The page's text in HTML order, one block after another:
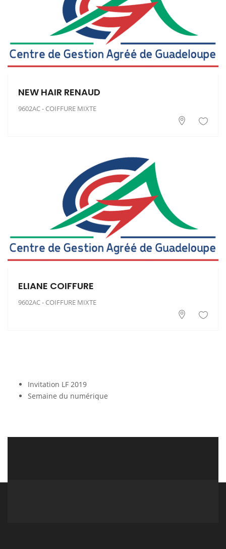
NEW HAIR RENAUD
9602AC - COIFFURE MIXTE
ELIANE COIFFURE
9602AC - COIFFURE MIXTE
Invitation LF 2019
Semaine du numérique